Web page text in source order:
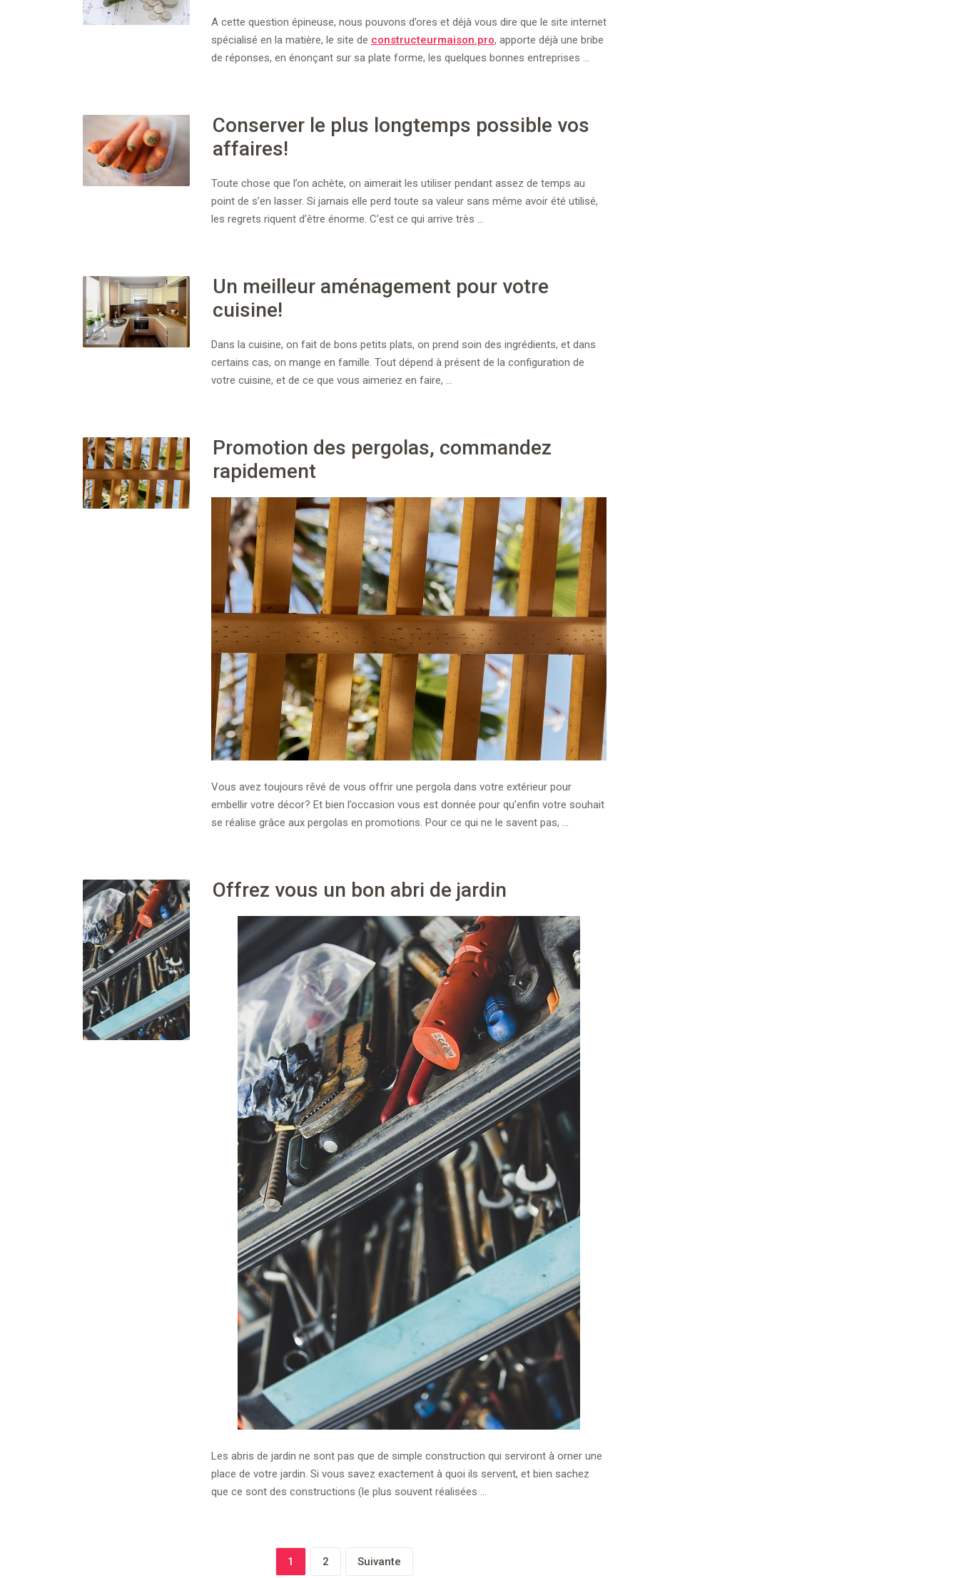
A cette question épineuse, nous pouvons d’ores et déjà vous dire que le site internet
spécialisé en la matière, le site de constructeurmaison.pro, apporte déjà une bribe
de réponses, en énonçant sur sa plate forme, les quelques bonnes entreprises …
Conserver le plus longtemps possible vos
affaires!
Toute chose que l’on achète, on aimerait les utiliser pendant assez de temps au
point de s’en lasser. Si jamais elle perd toute sa valeur sans même avoir été utilisé,
les regrets riquent d’être énorme. C’est ce qui arrive très …
Un meilleur aménagement pour votre
cuisine!
Dans la cuisine, on fait de bons petits plats, on prend soin des ingrédients, et dans
certains cas, on mange en famille. Tout dépend à présent de la configuration de
votre cuisine, et de ce que vous aimeriez en faire, …
Promotion des pergolas, commandez
rapidement
Vous avez toujours rêvé de vous offrir une pergola dans votre extérieur pour
embellir votre décor? Et bien l’occasion vous est donnée pour qu’enfin votre souhait
se réalise grâce aux pergolas en promotions. Pour ce qui ne le savent pas, …
Offrez vous un bon abri de jardin
Les abris de jardin ne sont pas que de simple construction qui serviront à orner une
place de votre jardin. Si vous savez exactement à quoi ils servent, et bien sachez
que ce sont des constructions (le plus souvent réalisées …
1 2 Suivante